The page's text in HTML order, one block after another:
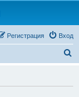
Вход
Регистрация